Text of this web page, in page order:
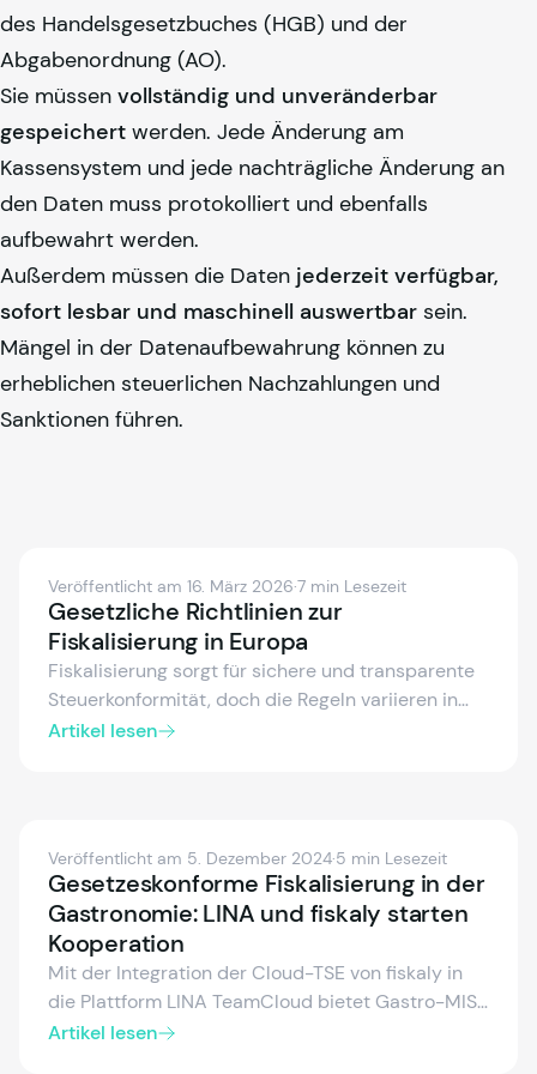
des Handelsgesetzbuches (HGB) und der
Abgabenordnung (AO).
Sie müssen vollständig und unveränderbar
gespeichert werden. Jede Änderung am
Kassensystem und jede nachträgliche Änderung an
den Daten muss protokolliert und ebenfalls
aufbewahrt werden.
Außerdem müssen die Daten jederzeit verfügbar,
sofort lesbar und maschinell auswertbar sein.
Mängel in der Datenaufbewahrung können zu
erheblichen steuerlichen Nachzahlungen und
Sanktionen führen.
Veröffentlicht am 16. März 2026·7 min Lesezeit
Gesetzliche Richtlinien zur
Fiskalisierung in Europa
Fiskalisierung sorgt für sichere und transparente
Steuerkonformität, doch die Regeln variieren in
Europa. Entdecken Sie die
Sie steuerkonform bleiben und Steuerprozesse
vereinfachen können.
Artikel lesen
Veröffentlicht am 5. Dezember 2024·5 min Lesezeit
Gesetzeskonforme Fiskalisierung in der
Gastronomie: LINA und fiskaly starten
Kooperation
Mit der Integration der Cloud-TSE von fiskaly in
die Plattform LINA TeamCloud bietet Gastro-MIS
Gastronomen eine innovative
Artikel lesen